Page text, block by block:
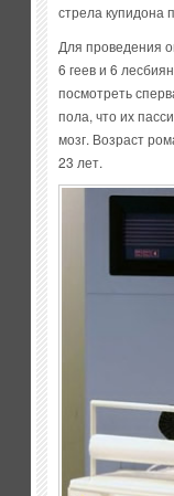
стрела купидона
Для проведения
6 геев и 6
посмотреть
пола, что их
мозг. Возраст
23 лет.